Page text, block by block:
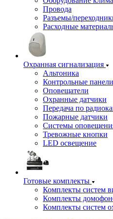
Провода
Разъемы/
Расходные
Охранная сигнализация
Альтоника
Контрольные панели
Оповещатели
Охранные датчики
Передача по
Пожарные датчики
Системы
Тревожные кнопки
LED освещение
Готовые комплекты
Комплекты систем
Комплекты
Комплекты систем